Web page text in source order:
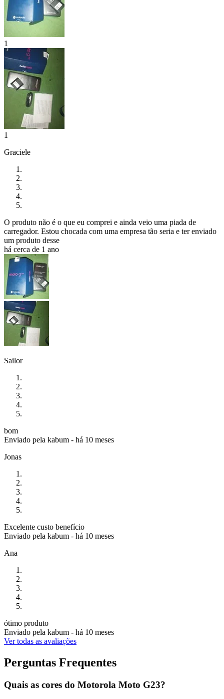
1
1
Graciele
O produto não é o que eu comprei e ainda veio uma piada de
carregador. Estou chocada com uma empresa tão seria e ter enviado
um produto desse
há cerca de 1 ano
Sailor
bom
Enviado pela kabum - há 10 meses
Jonas
Excelente custo benefício
Enviado pela kabum - há 10 meses
Ana
ótimo produto
Enviado pela kabum - há 10 meses
Ver todas as avaliações
Perguntas Frequentes
Quais as cores do Motorola Moto G23?